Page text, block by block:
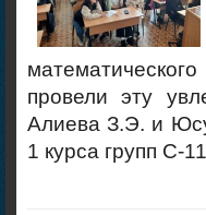
провели эту
Алиева З.Э. и
1 курса групп С-